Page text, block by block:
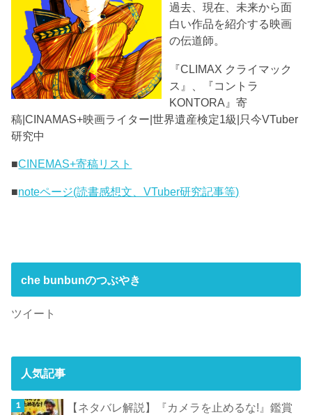
過去、現在、未来から面
白い作品を紹介する映画
の伝道師。
『CLIMAX クライマック
ス』、『コントラ
KONTORA』寄
稿|CINAMAS+映画ライター|世界遺産検定1級|只今VTuber
研究中
■CINEMAS+寄稿リスト
■noteページ(読書感想文、VTuber研究記事等)
che bunbunのつぶやき
ツイート
人気記事
【ネタバレ解説】『カメラを止めるな!』鑑賞